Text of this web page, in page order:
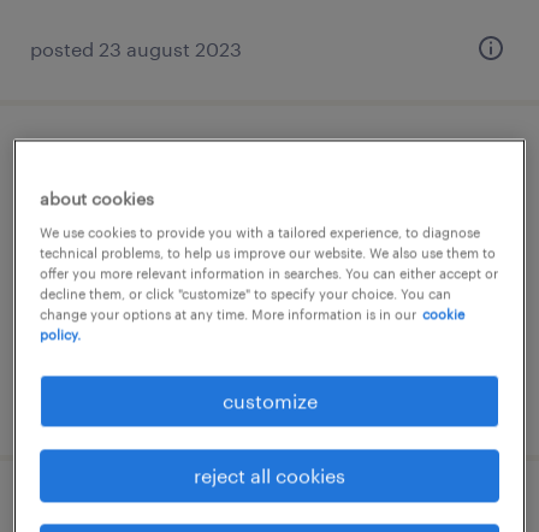
posted 23 august 2023
permanent
¥4,000,000 - ¥8,000,000 per year, 年収400 ～
800万円
about cookies
We use cookies to provide you with a tailored experience, to diagnose
technical problems, to help us improve our website. We also use them to
offer you more relevant information in searches. You can either accept or
decline them, or click "customize" to specify your choice. You can
change your options at any time. More information is in our cookie
policy.
customize
reject all cookies